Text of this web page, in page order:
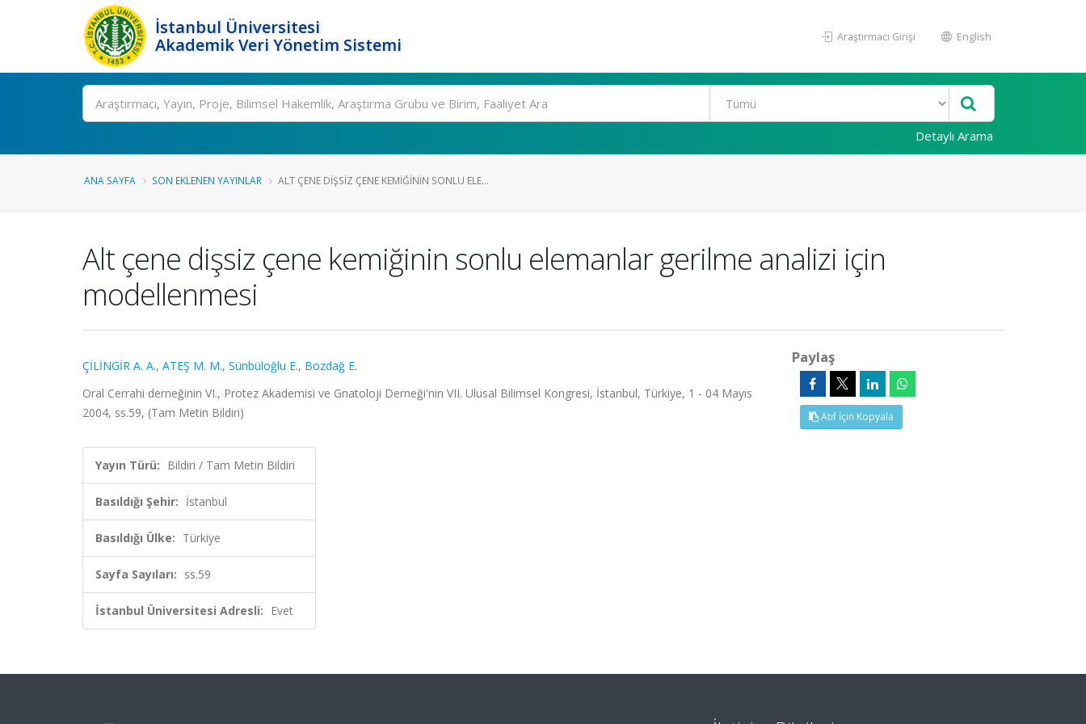
İstanbul Üniversitesi
Akademik Veri Yönetim Sistemi
Araştırmacı Girişi English
Ara
Detaylı Arama
ANA SAYFA SON EKLENEN YAYINLAR ALT ÇENE DIŞSIZ ÇENE KEMIĞININ SONLU ELE...
Alt çene dişsiz çene kemiğinin sonlu elemanlar gerilme analizi için
modellenmesi
ÇİLİNGİR A. A., ATEŞ M. M., Sünbüloğlu E., Bozdağ E.
Oral Cerrahi derneğinin VI., Protez Akademisi ve Gnatoloji Derneği'nin VII. Ulusal Bilimsel Kongresi, İstanbul, Türkiye, 1 - 04 Mayıs
2004, ss.59, (Tam Metin Bildiri)
Yayın Türü: Bildiri / Tam Metin Bildiri
Basıldığı Şehir: İstanbul
Basıldığı Ülke: Türkiye
Sayfa Sayıları: ss.59
İstanbul Üniversitesi Adresli: Evet
Paylaş
Atıf İçin Kopyala